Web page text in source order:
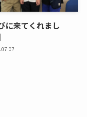
に来てくれまし